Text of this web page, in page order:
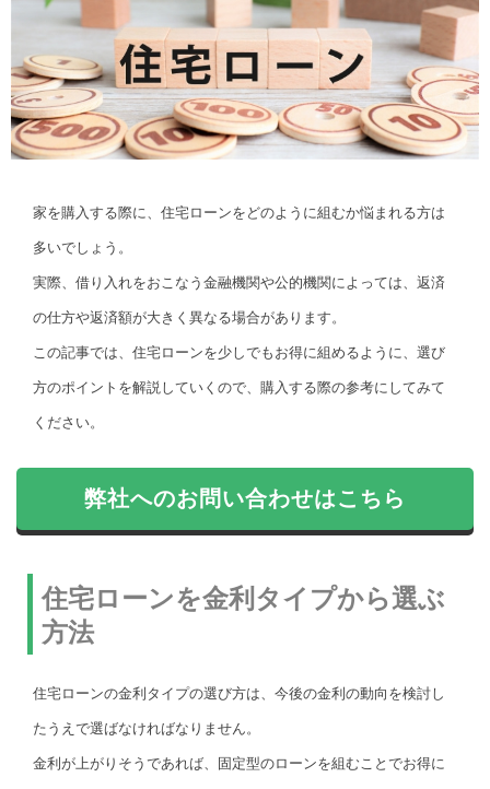
家を購入する際に、住宅ローンをどのように組むか悩まれる方は
多いでしょう。
実際、借り入れをおこなう金融機関や公的機関によっては、返済
の仕方や返済額が大きく異なる場合があります。
この記事では、住宅ローンを少しでもお得に組めるように、選び
方のポイントを解説していくので、購入する際の参考にしてみて
ください。
弊社へのお問い合わせはこちら
住宅ローンを金利タイプから選ぶ
方法
住宅ローンの金利タイプの選び方は、今後の金利の動向を検討し
たうえで選ばなければなりません。
金利が上がりそうであれば、固定型のローンを組むことでお得に